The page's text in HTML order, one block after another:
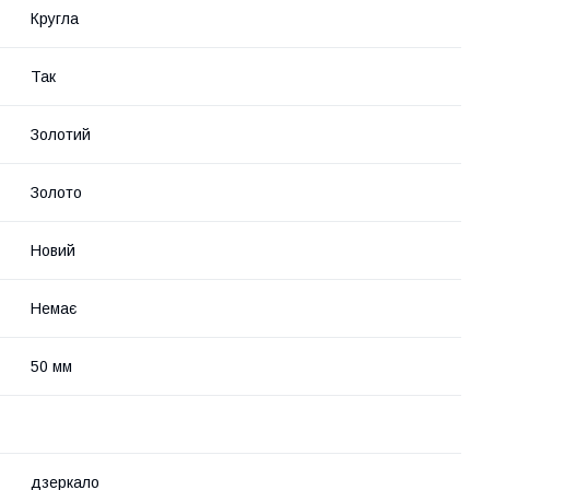
Кругла
Так
Золотий
Золото
Новий
Немає
50 мм
дзеркало